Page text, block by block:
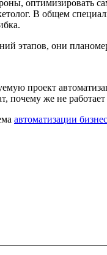
оптимизировать
В общем
этапов, они
проект
почему же не работает
автоматизации